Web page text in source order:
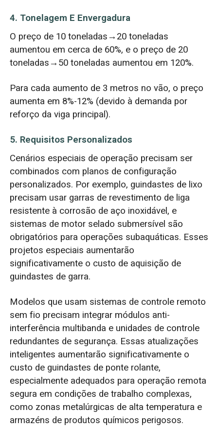
4. Tonelagem E Envergadura
O preço de 10 toneladas→20 toneladas
aumentou em cerca de 60%, e o preço de 20
toneladas→50 toneladas aumentou em 120%.
Para cada aumento de 3 metros no vão, o preço
aumenta em 8%-12% (devido à demanda por
reforço da viga principal).
5. Requisitos Personalizados
Cenários especiais de operação precisam ser
combinados com planos de configuração
personalizados. Por exemplo, guindastes de lixo
precisam usar garras de revestimento de liga
resistente à corrosão de aço inoxidável, e
sistemas de motor selado submersível são
obrigatórios para operações subaquáticas. Esses
projetos especiais aumentarão
significativamente o custo de aquisição de
guindastes de garra.
Modelos que usam sistemas de controle remoto
sem fio precisam integrar módulos anti-
interferência multibanda e unidades de controle
redundantes de segurança. Essas atualizações
inteligentes aumentarão significativamente o
custo de guindastes de ponte rolante,
especialmente adequados para operação remota
segura em condições de trabalho complexas,
como zonas metalúrgicas de alta temperatura e
armazéns de produtos químicos perigosos.